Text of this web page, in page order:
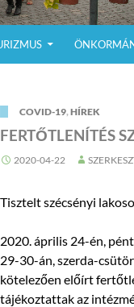
COVID-19,HÍREK
FERTŐTLENÍTÉS
2020-04-22
Tisztelt szécsényi
2020. április 24-én,
29-30-án, szerda-
kötelezően előírt
tájékoztattak az